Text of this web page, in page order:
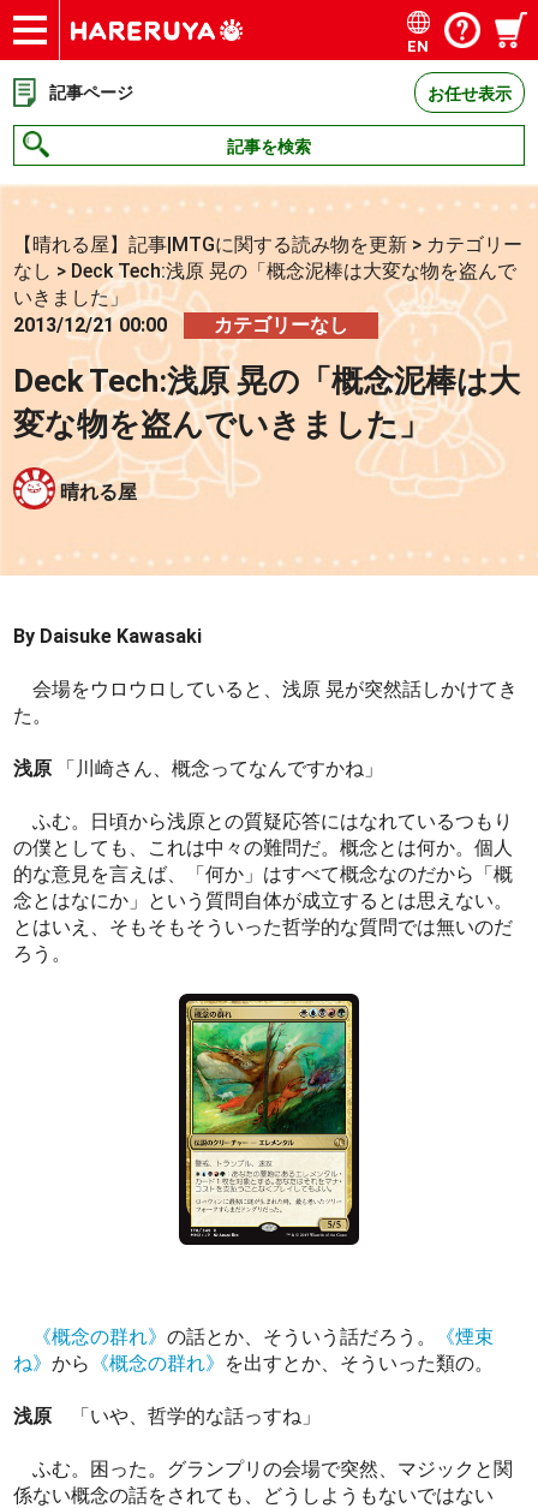
ショップ
買取
記事
デッキ検索
デッキ構築
選手一覧
店舗一覧
イベント
お問い合わせ
EN
記事ページ お任せ表示
記事を検索
【晴れる屋】記事|MTGに関する読み物を更新 > カテゴリー
なし > Deck Tech:浅原 晃の「概念泥棒は大変な物を盗んで
いきました」
2013/12/21 00:00
カテゴリーなし
Deck Tech:浅原 晃の「概念泥棒は大
変な物を盗んでいきました」
晴れる屋
By Daisuke Kawasaki
会場をウロウロしていると、浅原 晃が突然話しかけてき
た。
浅原 「川崎さん、概念ってなんですかね」
ふむ。日頃から浅原との質疑応答にはなれているつもり
の僕としても、これは中々の難問だ。概念とは何か。個人
的な意見を言えば、「何か」はすべて概念なのだから「概
念とはなにか」という質問自体が成立するとは思えない。
とはいえ、そもそもそういった哲学的な質問では無いのだ
ろう。
《概念の群れ》の話とか、そういう話だろう。
《煙束
ね》から 《概念の群れ》 を出すとか、そういった類の。
浅原 「いや、哲学的な話っすね」
ふむ。困った。グランプリの会場で突然、マジックと関
係ない概念の話をされても、どうしようもないではない